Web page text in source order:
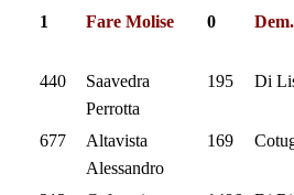
1 Fare Molise 0
440
Saavedra
Perrotta
195 Di
677
Altavista
Alessandro
169